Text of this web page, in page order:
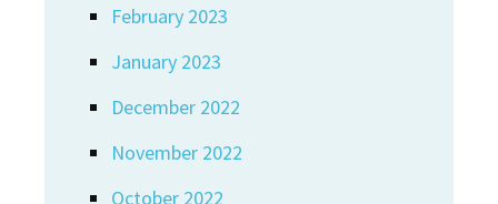
February 2023
January 2023
December 2022
November 2022
October 2022